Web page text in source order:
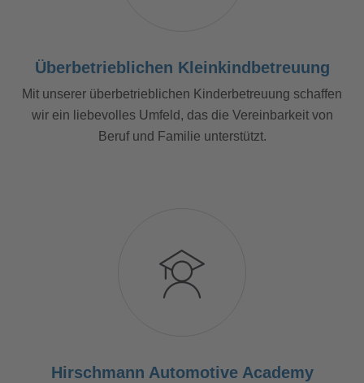
Überbetrieblichen Kleinkindbetreuung
Mit unserer überbetrieblichen Kinderbetreuung schaffen
wir ein liebevolles Umfeld, das die Vereinbarkeit von
Beruf und Familie unterstützt.
Hirschmann Automotive Academy